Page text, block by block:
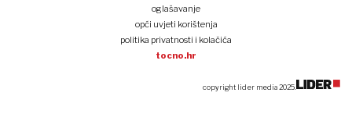
oglašavanje
opći uvjeti korištenja
politika privatnosti i kolačića
tocno.hr
copyright lider media 2025.